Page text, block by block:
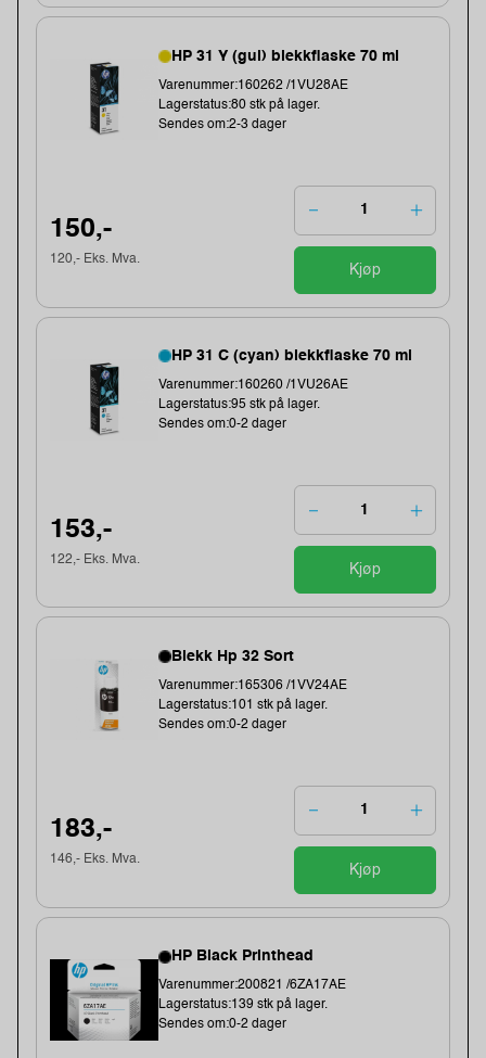
HP 31 Y (gul) blekkflaske 70 ml
Varenummer:160262 /1VU28AE
Lagerstatus:80 stk på lager.
Sendes om:2-3 dager
150,-
120,- Eks. Mva.
Kjøp
HP 31 C (cyan) blekkflaske 70 ml
Varenummer:160260 /1VU26AE
Lagerstatus:95 stk på lager.
Sendes om:0-2 dager
153,-
122,- Eks. Mva.
Kjøp
Blekk Hp 32 Sort
Varenummer:165306 /1VV24AE
Lagerstatus:101 stk på lager.
Sendes om:0-2 dager
183,-
146,- Eks. Mva.
Kjøp
HP Black Printhead
Varenummer:200821 /6ZA17AE
Lagerstatus:139 stk på lager.
Sendes om:0-2 dager